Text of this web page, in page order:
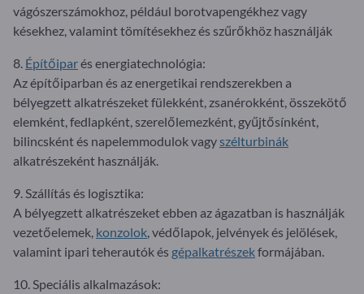
vágószerszámokhoz, például borotvapengékhez vagy
késekhez, valamint tömítésekhez és szűrőkhöz használják
8. Építőiparés energiatechnológia:
Az építőiparban és az energetikai rendszerekben a
bélyegzett alkatrészeket fülekként, zsanérokként, összekötő
elemként, fedlapként, szerelőlemezként, gyűjtősínként,
bilincsként és napelemmodulok vagyszélturbinák
alkatrészeként használják.
9. Szállítás és logisztika:
A bélyegzett alkatrészeket ebben az ágazatban is használják
vezetőelemek, konzolok, védőlapok, jelvények és jelölések,
valamint ipari teherautók és gépalkatrészekformájában.
10. Speciális alkalmazások: